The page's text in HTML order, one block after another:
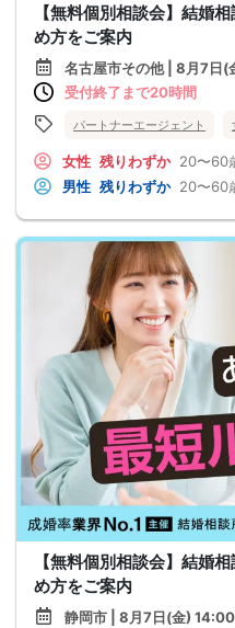
【無料個別相談会】結婚
め方をご案内
名古屋市その他 | 8月7日(
受付終了まで20時間
パートナーエージェント
女性 残りわずか 20〜60
男性 残りわずか 20〜60
【無料個別相談会】結婚
め方をご案内
静岡市 | 8月7日(金)